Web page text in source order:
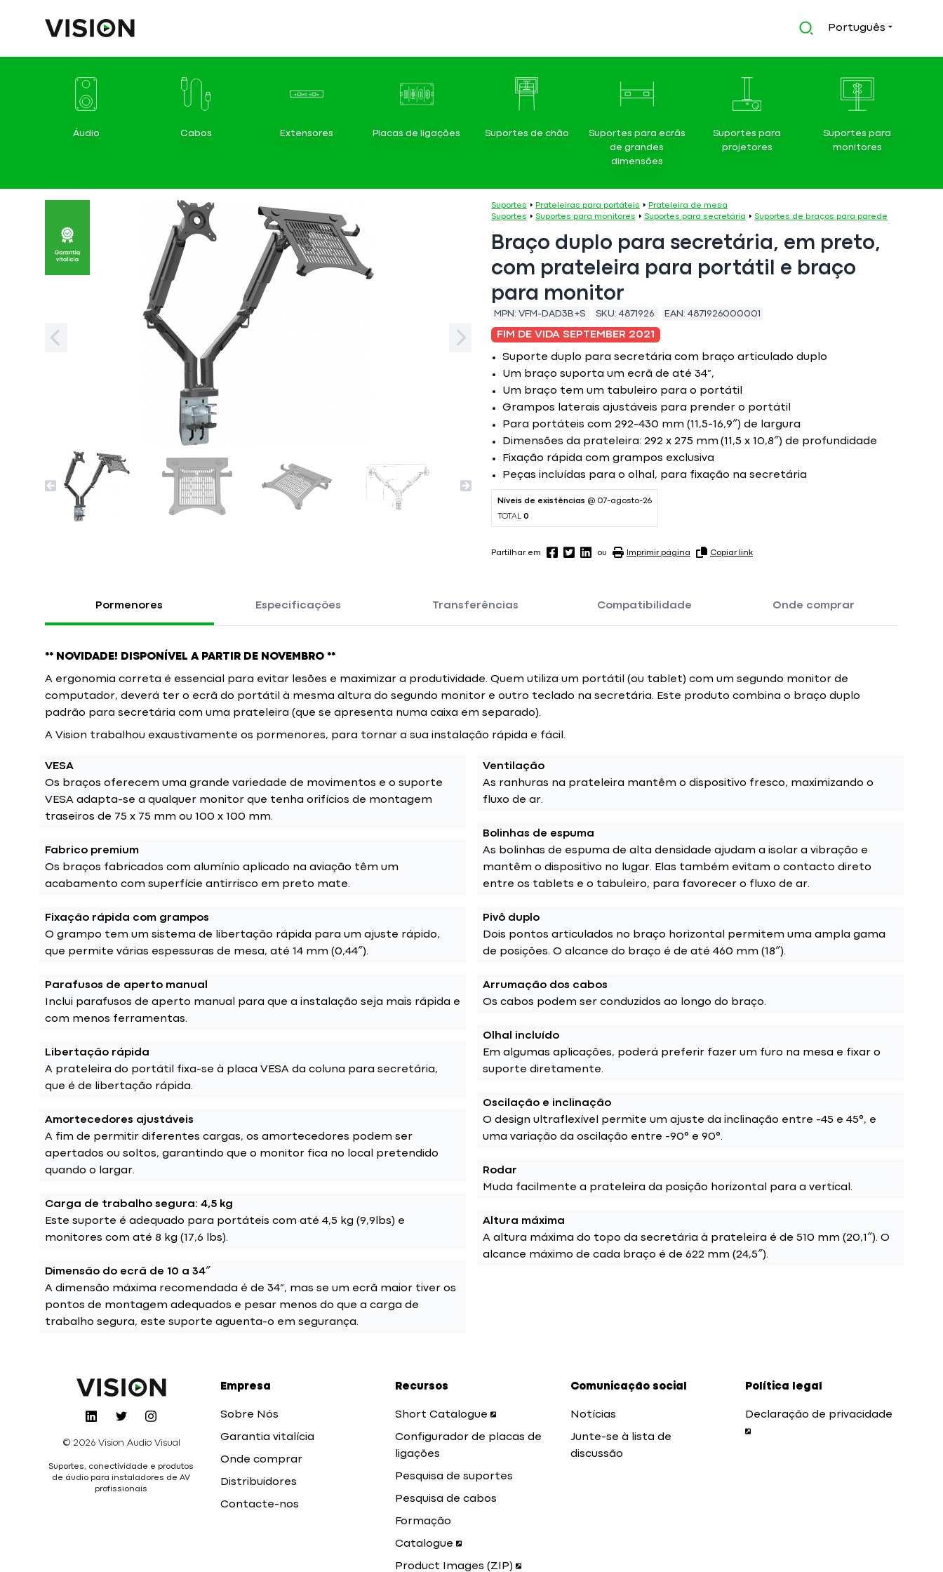
Português
Áudio Cabos Extensores Placas de ligações Suportes de chão
Suportes para ecrãs
de grandes
dimensões
Suportes para
projetores
Suportes para
monitores
Suportes Prateleiras para portáteis
Prateleira de mesa
Suportes
Suportes para monitores Suportes para secretária Suportes de braços para parede
Braço duplo para secretária, em preto,
com prateleira para portátil e braço
para monitor
MPN: VFM-DAD3B+S SKU: 4871926 EAN: 4871926000001
FIM DE VIDA SEPTEMBER 2021
Suporte duplo para secretária com braço articulado duplo
Um braço suporta um ecrã de até 34”,
Um braço tem um tabuleiro para o portátil
Grampos laterais ajustáveis para prender o portátil
Para portáteis com 292-430 mm (11,5-16,9″) de largura
Dimensões da prateleira: 292 x 275 mm (11,5 x 10,8″) de profundidade
Fixação rápida com grampos exclusiva
Peças incluídas para o olhal, para fixação na secretária
Níveis de existências @ 07-agosto-26
TOTAL 0
Partilhar em ou Imprimir página Copiar link
Pormenores Especificações Transferências Compatibilidade Onde comprar
** NOVIDADE! DISPONÍVEL A PARTIR DE NOVEMBRO **
A ergonomia correta é essencial para evitar lesões e maximizar a produtividade. Quem utiliza um portátil (ou tablet) com um segundo monitor de
computador, deverá ter o ecrã do portátil à mesma altura do segundo monitor e outro teclado na secretária. Este produto combina o braço duplo
padrão para secretária com uma prateleira (que se apresenta numa caixa em separado).
A Vision trabalhou exaustivamente os pormenores, para tornar a sua instalação rápida e fácil.
VESA
Os braços oferecem uma grande variedade de movimentos e o suporte
VESA adapta-se a qualquer monitor que tenha orifícios de montagem
traseiros de 75 x 75 mm ou 100 x 100 mm.
Fabrico premium
Os braços fabricados com alumínio aplicado na aviação têm um
acabamento com superfície antirrisco em preto mate.
Fixação rápida com grampos
O grampo tem um sistema de libertação rápida para um ajuste rápido,
que permite várias espessuras de mesa, até 14 mm (0,44″).
Parafusos de aperto manual
Inclui parafusos de aperto manual para que a instalação seja mais rápida e
com menos ferramentas.
Libertação rápida
A prateleira do portátil fixa-se à placa VESA da coluna para secretária,
que é de libertação rápida.
Amortecedores ajustáveis
A fim de permitir diferentes cargas, os amortecedores podem ser
apertados ou soltos, garantindo que o monitor fica no local pretendido
quando o largar.
Carga de trabalho segura: 4,5 kg
Este suporte é adequado para portáteis com até 4,5 kg (9,9lbs) e
monitores com até 8 kg (17,6 lbs).
Dimensão do ecrã de 10 a 34″
A dimensão máxima recomendada é de 34”, mas se um ecrã maior tiver os
pontos de montagem adequados e pesar menos do que a carga de
trabalho segura, este suporte aguenta-o em segurança.
Ventilação
As ranhuras na prateleira mantêm o dispositivo fresco, maximizando o
fluxo de ar.
Bolinhas de espuma
As bolinhas de espuma de alta densidade ajudam a isolar a vibração e
mantêm o dispositivo no lugar. Elas também evitam o contacto direto
entre os tablets e o tabuleiro, para favorecer o fluxo de ar.
Pivô duplo
Dois pontos articulados no braço horizontal permitem uma ampla gama
de posições. O alcance do braço é de até 460 mm (18″).
Arrumação dos cabos
Os cabos podem ser conduzidos ao longo do braço.
Olhal incluído
Em algumas aplicações, poderá preferir fazer um furo na mesa e fixar o
suporte diretamente.
Oscilação e inclinação
O design ultraflexível permite um ajuste da inclinação entre -45 e 45°, e
uma variação da oscilação entre -90° e 90°.
Rodar
Muda facilmente a prateleira da posição horizontal para a vertical.
Altura máxima
A altura máxima do topo da secretária à prateleira é de 510 mm (20,1″). O
alcance máximo de cada braço é de 622 mm (24,5″).
© 2026 Vision Audio Visual
Suportes, conectividade e produtos
de áudio para instaladores de AV
profissionais
Empresa
Sobre Nós
Garantia vitalícia
Onde comprar
Distribuidores
Contacte-nos
Recursos
Short Catalogue
Configurador de placas de
ligações
Pesquisa de suportes
Pesquisa de cabos
Formação
Catalogue
Product Images (ZIP)
Comunicação social
Notícias
Junte-se à lista de
discussão
Política legal
Declaração de privacidade